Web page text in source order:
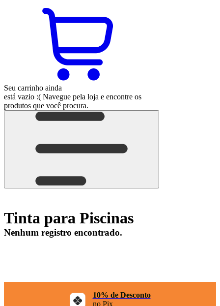
Seu carrinho ainda
está vazio :( Navegue pela loja e encontre os
produtos que você procura.
Tinta para Piscinas
Nenhum registro encontrado.
10% de Desconto
no Pix